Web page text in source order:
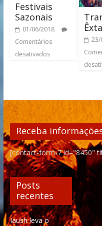
Festivais
Sazonais
01/06/2018
Comentários
desativados
23/
Receba
[contact-form-7 id="8450"
Posts
recentes
Iaush leva o